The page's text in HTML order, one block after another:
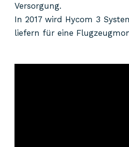
Versorgung.
In 2017 wird Hycom 3
liefern für eine